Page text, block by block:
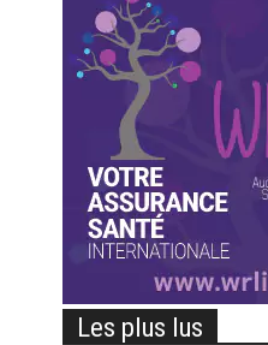
Les plus lus